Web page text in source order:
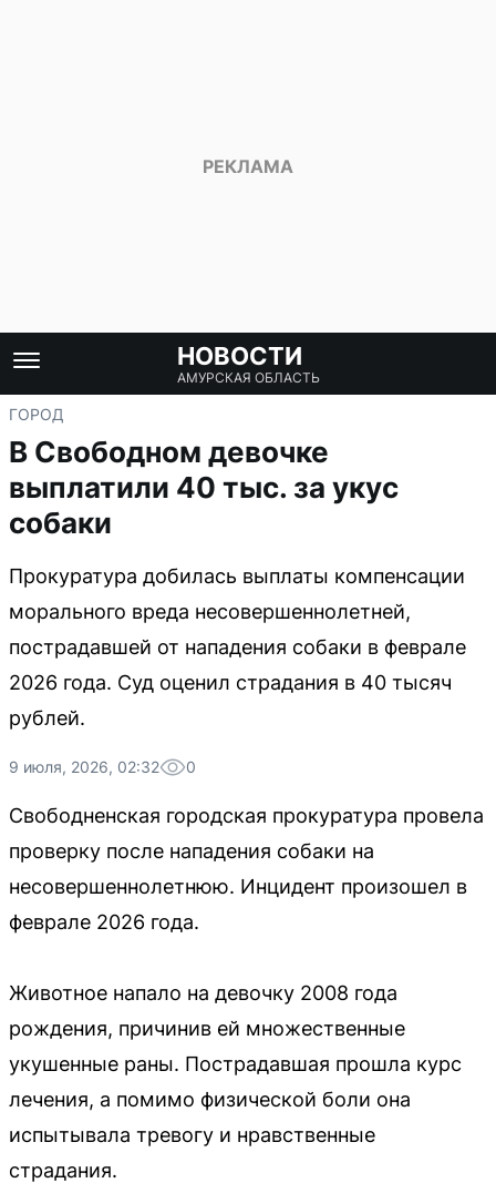
НОВОСТИ
АМУРСКАЯ ОБЛАСТЬ
ГОРОД
В Свободном девочке
выплатили 40 тыс. за укус
собаки
Прокуратура добилась выплаты компенсации
морального вреда несовершеннолетней,
пострадавшей от нападения собаки в феврале
2026 года. Суд оценил страдания в 40 тысяч
рублей.
9 июля, 2026, 02:32 0
Свободненская городская прокуратура провела
проверку после нападения собаки на
несовершеннолетнюю. Инцидент произошел в
феврале 2026 года.
Животное напало на девочку 2008 года
рождения, причинив ей множественные
укушенные раны. Пострадавшая прошла курс
лечения, а помимо физической боли она
испытывала тревогу и нравственные
страдания.